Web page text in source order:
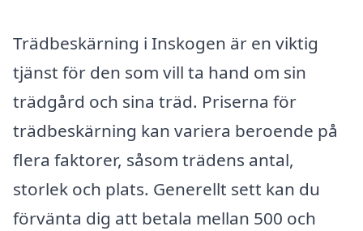
Trädbeskärning i Inskogen är en viktig
tjänst för den som vill ta hand om sin
trädgård och sina träd. Priserna för
trädbeskärning kan variera beroende på
flera faktorer, såsom trädens antal,
storlek och plats. Generellt sett kan du
förvänta dig att betala mellan 500 och